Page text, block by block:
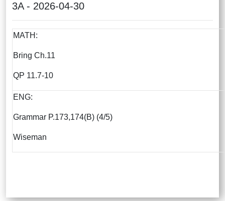
3A - 2026-04-30
MATH:
Bring Ch.11
QP 11.7-10
ENG:
Grammar P.173,174(B) (4/5)
Wiseman